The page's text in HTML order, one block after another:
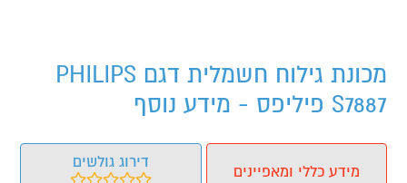
מכונת גילוח חשמלית דגם PHILIPS
S7887 פיליפס - מידע נוסף
מידע כללי ומאפיינים
דירוג גולשים